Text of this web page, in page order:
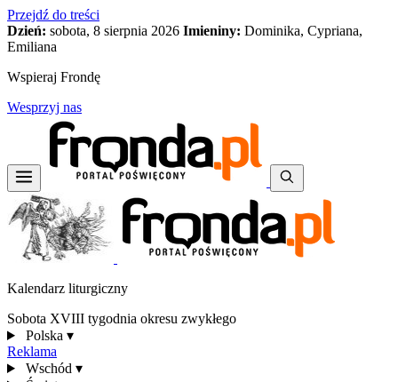
Przejdź do treści
Dzień: sobota, 8 sierpnia 2026 Imieniny: Dominika, Cypriana,
Emiliana
Wspieraj Frondę
Wesprzyj nas
Kalendarz liturgiczny
Sobota XVIII tygodnia okresu zwykłego
Polska ▾
Reklama
Wschód ▾